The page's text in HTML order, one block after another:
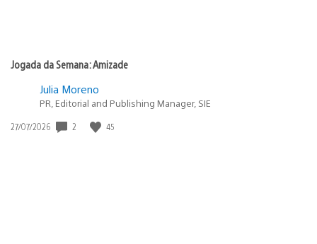
Jogada da Semana: Amizade
Julia Moreno
PR, Editorial and Publishing Manager, SIE
Data
27/07/2026 2 45